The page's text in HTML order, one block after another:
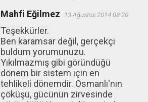
Mahfi Eğilmez
13 Ağustos 2014 08:20
Teşekkürler.
Ben karamsar değil, gerçekçi
buldum yorumunuzu.
Yıkılmazmış gibi göründüğü
dönem bir sistem için en
tehlikeli dönemdir. Osmanlı'nın
çöküşü, gücünün zirvesinde